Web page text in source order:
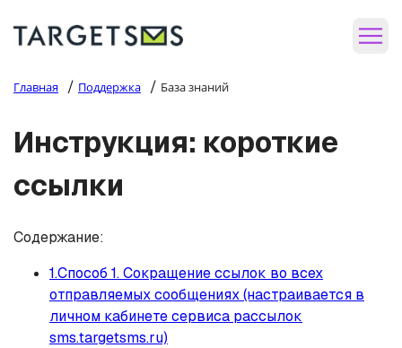
Главная / Поддержка / База знаний
Инструкция: короткие
ссылки
Содержание:
1.Способ 1. Сокращение ссылок во всех
отправляемых сообщениях (настраивается в
личном кабинете сервиса рассылок
sms.targetsms.ru)